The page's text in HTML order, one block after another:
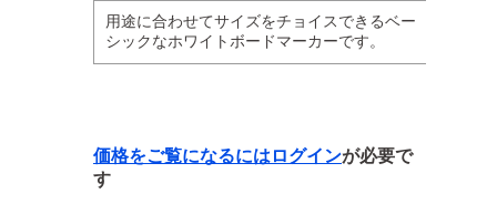
用途に合わせてサイズをチョイスできるベー
シックなホワイトボードマーカーです。
価格をご覧になるには ログインが必要で
す